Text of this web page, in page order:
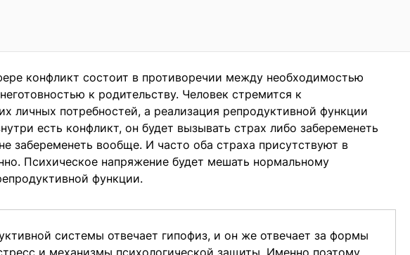
конфликт состоит в противоречии между необходимостью
к родительству. Человек стремится к
личных потребностей, а реализация репродуктивной функции
есть конфликт, он будет вызывать страх либо забеременеть
забеременеть вообще. И часто оба страха присутствуют в
Психическое напряжение будет мешать нормальному
функции.
системы отвечает гипофиз, и он же отвечает за формы